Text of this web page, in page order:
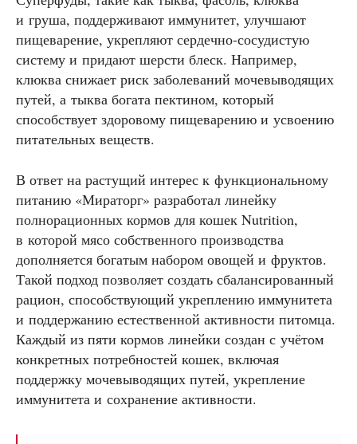
и груша, поддерживают иммунитет, улучшают
пищеварение, укрепляют сердечно-сосудистую
систему и придают шерсти блеск. Например,
клюква снижает риск заболеваний мочевыводящих
путей, а тыква богата пектином, который
способствует здоровому пищеварению и усвоению
питательных веществ.
В ответ на растущий интерес к функциональному
питанию «Мираторг» разработал линейку
полнорационных кормов для кошек Nutrition,
в которой мясо собственного производства
дополняется богатым набором овощей и фруктов.
Такой подход позволяет создать сбалансированный
рацион, способствующий укреплению иммунитета
и поддержанию естественной активности питомца.
Каждый из пяти кормов линейки создан с учётом
конкретных потребностей кошек, включая
поддержку мочевыводящих путей, укрепление
иммунитета и сохранение активности.